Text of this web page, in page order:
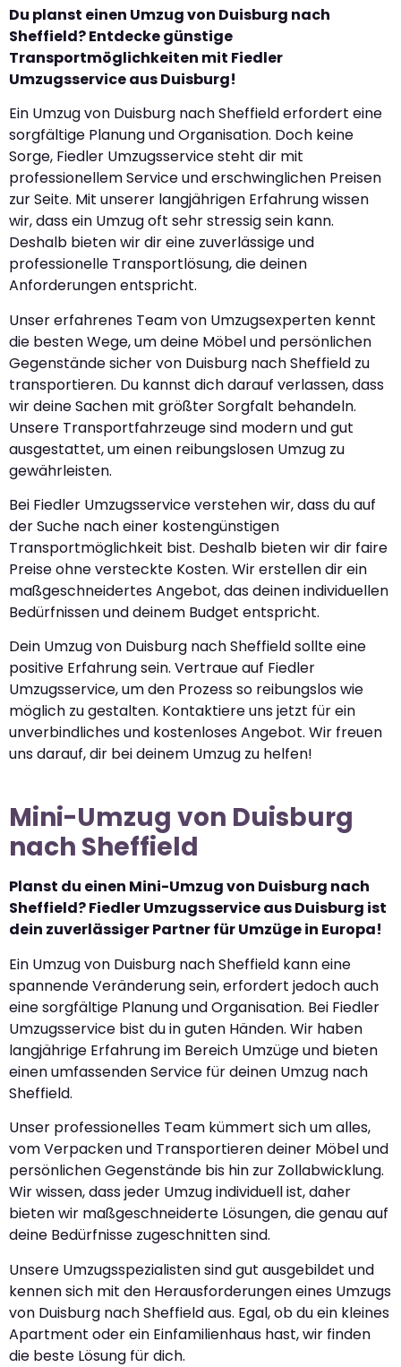
Du planst einen Umzug von Duisburg nach
Sheffield? Entdecke günstige
Transportmöglichkeiten mit Fiedler
Umzugsservice aus Duisburg!
Ein Umzug von Duisburg nach Sheffield erfordert eine
sorgfältige Planung und Organisation. Doch keine
Sorge, Fiedler Umzugsservice steht dir mit
professionellem Service und erschwinglichen Preisen
zur Seite. Mit unserer langjährigen Erfahrung wissen
wir, dass ein Umzug oft sehr stressig sein kann.
Deshalb bieten wir dir eine zuverlässige und
professionelle Transportlösung, die deinen
Anforderungen entspricht.
Unser erfahrenes Team von Umzugsexperten kennt
die besten Wege, um deine Möbel und persönlichen
Gegenstände sicher von Duisburg nach Sheffield zu
transportieren. Du kannst dich darauf verlassen, dass
wir deine Sachen mit größter Sorgfalt behandeln.
Unsere Transportfahrzeuge sind modern und gut
ausgestattet, um einen reibungslosen Umzug zu
gewährleisten.
Bei Fiedler Umzugsservice verstehen wir, dass du auf
der Suche nach einer kostengünstigen
Transportmöglichkeit bist. Deshalb bieten wir dir faire
Preise ohne versteckte Kosten. Wir erstellen dir ein
maßgeschneidertes Angebot, das deinen individuellen
Bedürfnissen und deinem Budget entspricht.
Dein Umzug von Duisburg nach Sheffield sollte eine
positive Erfahrung sein. Vertraue auf Fiedler
Umzugsservice, um den Prozess so reibungslos wie
möglich zu gestalten. Kontaktiere uns jetzt für ein
unverbindliches und kostenloses Angebot. Wir freuen
uns darauf, dir bei deinem Umzug zu helfen!
Mini-Umzug von Duisburg
nach Sheffield
Planst du einen Mini-Umzug von Duisburg nach
Sheffield? Fiedler Umzugsservice aus Duisburg ist
dein zuverlässiger Partner für Umzüge in Europa!
Ein Umzug von Duisburg nach Sheffield kann eine
spannende Veränderung sein, erfordert jedoch auch
eine sorgfältige Planung und Organisation. Bei Fiedler
Umzugsservice bist du in guten Händen. Wir haben
langjährige Erfahrung im Bereich Umzüge und bieten
einen umfassenden Service für deinen Umzug nach
Sheffield.
Unser professionelles Team kümmert sich um alles,
vom Verpacken und Transportieren deiner Möbel und
persönlichen Gegenstände bis hin zur Zollabwicklung.
Wir wissen, dass jeder Umzug individuell ist, daher
bieten wir maßgeschneiderte Lösungen, die genau auf
deine Bedürfnisse zugeschnitten sind.
Unsere Umzugsspezialisten sind gut ausgebildet und
kennen sich mit den Herausforderungen eines Umzugs
von Duisburg nach Sheffield aus. Egal, ob du ein kleines
Apartment oder ein Einfamilienhaus hast, wir finden
die beste Lösung für dich.